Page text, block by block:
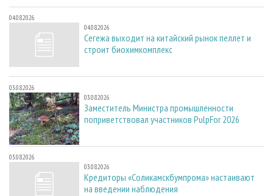
04.08.2026
04.08.2026
Сегежа выходит на китайский рынок пеллет и
строит биохимкомплекс
03.08.2026
03.08.2026
Заместитель Министра промышленности
поприветствовал участников PulpFor 2026
03.08.2026
03.08.2026
Кредиторы «Соликамскбумпрома» настаивают
на введении наблюдения